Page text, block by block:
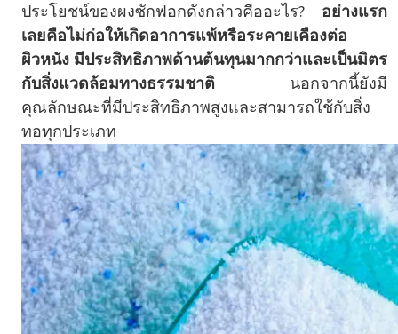
ประโยชน์ของผงซักฟอกดังกล่าวคืออะไร? อย่างแรก
เลยคือไม่ก่อให้เกิดอาการแพ้หรือระคายเคืองต่อ
ผิวหนัง มีประสิทธิภาพด้านต้นทุนมากกว่าและเป็นมิตร
กับสิ่งแวดล้อมทางธรรมชาติ นอกจากนี้ยังมี
คุณลักษณะที่มีประสิทธิภาพสูงและสามารถใช้กับสิ่ง
ทอทุกประเภท